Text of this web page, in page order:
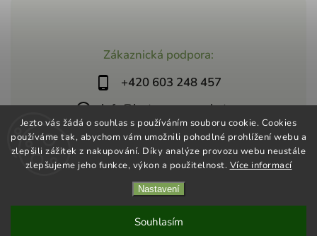
Jezto vás žádá o souhlas s používáním souboru cookie. Cookies
používáme tak, abychom vám umožnili pohodlné prohlížení webu a
zlepšili zážitek z nakupování. Díky analýze provozu webu neustále
zlepšujeme jeho funkce, výkon a použitelnost. Více informací
Nastavení
Souhlasím
Zákaznická podpora:
+420 603 248 457
info@jeztosupermarket.cz
Shoptet| Design